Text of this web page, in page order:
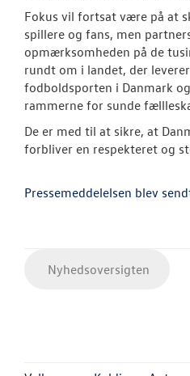
Fokus vil fortsat være på at
spillere og fans, men
opmærksomheden på de
rundt om i landet, der
fodboldsporten i Danmark
rammerne for sunde
De er med til at sikre, at
forbliver en respekteret og
Pressemeddelelsen blev
Nyhedsoversigten